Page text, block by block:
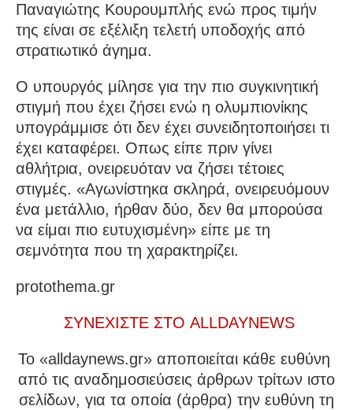
Παναγιώτης Κουρουμπλής ενώ προς τιμήν
της είναι σε εξέλιξη τελετή υποδοχής από
στρατιωτικό άγημα.
Ο υπουργός μίλησε για την πιο συγκινητική
στιγμή που έχει ζήσει ενώ η ολυμπιονίκης
υπογράμμισε ότι δεν έχει συνειδητοποιήσει τι
έχει καταφέρει. Οπως είπε πριν γίνει
αθλήτρια, ονειρευόταν να ζήσει τέτοιες
στιγμές. «Αγωνίστηκα σκληρά, ονειρευόμουν
ένα μετάλλιο, ήρθαν δύο, δεν θα μπορούσα
να είμαι πιο ευτυχισμένη» είπε με τη
σεμνότητα που τη χαρακτηρίζει.
protothema.gr
ΣΥΝΕΧΙΣΤΕ ΣΤΟ ALLDAYNEWS
To «alldaynews.gr» αποποιείται κάθε ευθύνη
από τις αναδημοσιεύσεις άρθρων τρίτων ιστο
σελίδων, για τα οποία (άρθρα) την ευθύνη τη